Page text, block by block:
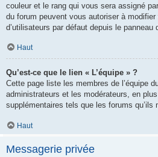
couleur et le rang qui vous sera assigné
du forum peuvent vous autoriser à
d’utilisateurs par défaut depuis le panneau
Haut
Qu’est-ce que le lien « L’équipe » ?
Cette page liste les membres de l’équipe
administrateurs et les modérateurs, en
supplémentaires tels que les forums qu’ils
Haut
Messagerie privée